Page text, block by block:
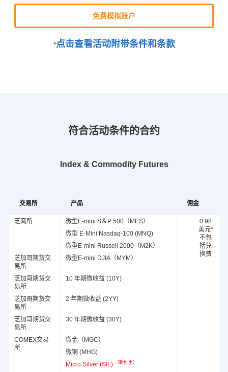
免费模拟账户
*点击查看活动附带条件和条款
符合活动条件的合约
Index & Commodity Futures
交易所 产品 佣金
芝商所 微型E-mini S＆P 500（MES）
0.98
美元*
不包
括兑
换费
微型 E-Mini Nasdaq-100 (MNQ)
微型E-mini Russell 2000（M2K）
芝加哥期货交
易所
微型E-mini DJIA（MYM）
芝加哥期货交
易所
10 年期微收益 (10Y)
芝加哥期货交
易所
2 年期微收益 (2YY)
芝加哥期货交
易所
30 年期微收益 (30Y)
COMEX交易
所
微金（MGC）
微铜 (MHG)
Micro Silver (SIL)
（新推出）